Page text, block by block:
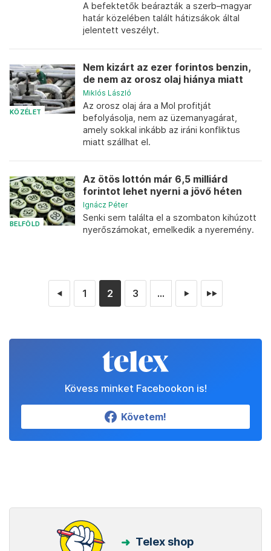
A befektetők beárazták a szerb–magyar
határ közelében talált hátizsákok által
jelentett veszélyt.
KÖZÉLET
Nem kizárt az ezer forintos benzin,
de nem az orosz olaj hiánya miatt
Miklós László
Az orosz olaj ára a Mol profitját
befolyásolja, nem az üzemanyagárat,
amely sokkal inkább az iráni konfliktus
miatt szállhat el.
BELFÖLD
Az ötös lottón már 6,5 milliárd
forintot lehet nyerni a jövő héten
Ignácz Péter
Senki sem találta el a szombaton kihúzott
nyerőszámokat, emelkedik a nyeremény.
◄ 1 2 3 ... ► ►►
Kövess minket Facebookon is!
Követem!
Telex shop